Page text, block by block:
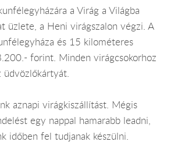
a Virág a Világba
üzlete, a Heni virágszalon végzi. A
és 15 kilométeres
forint. Minden virágcsokorhoz
üdvözlőkártyát.
aznapi virágkiszállítást. Mégis
egy nappal hamarabb leadni,
időben fel tudjanak készülni.